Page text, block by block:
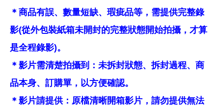
＊商品有誤、數量短缺、瑕疵品等，需提供完整錄
影(從外包裝紙箱未開封的完整狀態開始拍攝，才算
是全程錄影)。
＊影片需清楚拍攝到：未拆封狀態、拆封過程、商
品本身、訂購單，以方便確認。
＊影片請提供：原檔清晰開箱影片，請勿提供無法